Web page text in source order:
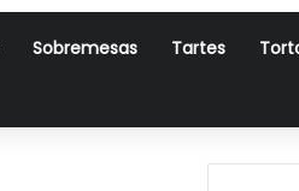
Sobremesas Tartes